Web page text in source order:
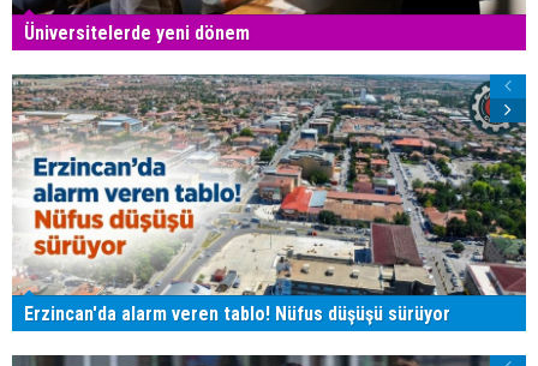
Üniversitelerde yeni dönem
Erzincan'da alarm veren tablo! Nüfus düşüşü sürüyor